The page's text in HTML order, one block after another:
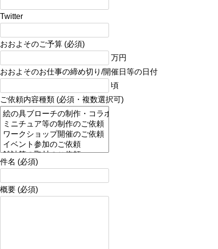
Twitter
おおよそのご予算 (必須)
万円
おおよそのお仕事の締め切り/開催日等の日付
頃
ご依頼内容種類 (必須・複数選択可)
件名 (必須)
概要 (必須)